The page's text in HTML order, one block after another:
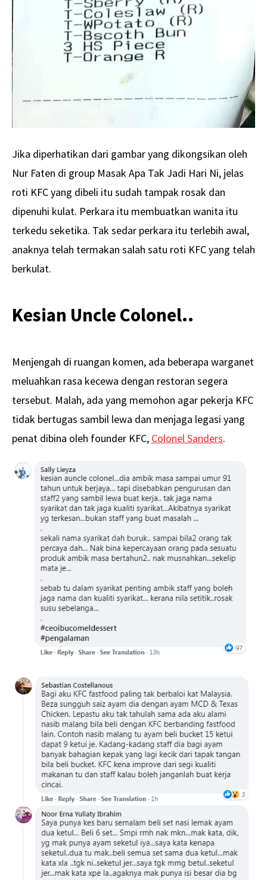
Jika diperhatikan dari gambar yang dikongsikan oleh
Nur Faten di group Masak Apa Tak Jadi Hari Ni, jelas
roti KFC yang dibeli itu sudah tampak rosak dan
dipenuhi kulat. Perkara itu membuatkan wanita itu
terkedu seketika. Tak sedar perkara itu terlebih awal,
anaknya telah termakan salah satu roti KFC yang telah
berkulat.
Kesian Uncle Colonel..
Menjengah di ruangan komen, ada beberapa warganet
meluahkan rasa kecewa dengan restoran segera
tersebut. Malah, ada yang memohon agar pekerja KFC
tidak bertugas sambil lewa dan menjaga legasi yang
penat dibina oleh founder KFC, Colonel Sanders.